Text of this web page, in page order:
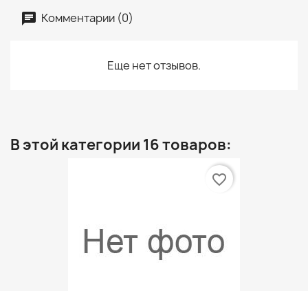
Комментарии (0)
Еще нет отзывов.
В этой категории 16 товаров:
favorite_border